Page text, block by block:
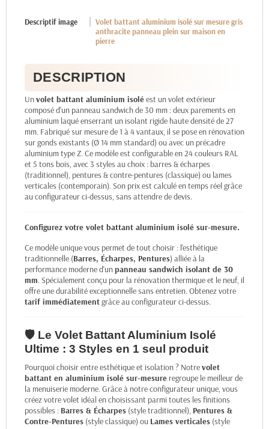
Descriptif image
Volet battant aluminium isolé sur mesure gris
anthracite panneau plein sur maison en
pierre
DESCRIPTION
Unvolet battant aluminium isoléest un volet extérieur
composé d'un panneau sandwich de 30 mm : deux parements en
aluminium laqué enserrant un isolant rigide haute densité de 27
mm. Fabriqué sur mesure de 1 à 4 vantaux, il se pose en rénovation
sur gonds existants (Ø 14 mm standard) ou avec un précadre
aluminium type Z. Ce modèle est configurable en 24 couleurs RAL
et 5 tons bois, avec 3 styles au choix : barres & écharpes
(traditionnel), pentures & contre-pentures (classique) ou lames
verticales (contemporain). Son prix est calculé en temps réel grâce
au configurateur ci-dessus, sans attendre de devis.
Configurez votre volet battant aluminium isolé sur-mesure.
Ce modèle unique vous permet de tout choisir : l'esthétique
traditionnelle (Barres, Écharpes, Pentures) alliée à la
performance moderne d'unpanneau sandwich isolant de 30
mm. Spécialement conçu pour la rénovation thermique et le neuf, il
offre une durabilité exceptionnelle sans entretien. Obtenez votre
tarif immédiatementgrâce au configurateur ci-dessus.
🛡️ Le Volet Battant Aluminium Isolé
Ultime : 3 Styles en 1 seul produit
Pourquoi choisir entre esthétique et isolation ? Notrevolet
battant en aluminium isolé sur-mesure regroupe le meilleur de
la menuiserie moderne. Grâce à notre configurateur unique, vous
créez votre volet idéal en choisissant parmi toutes les finitions
possibles : Barres & Écharpes (style traditionnel), Pentures &
Contre-Pentures (style classique) ou Lames verticales (style